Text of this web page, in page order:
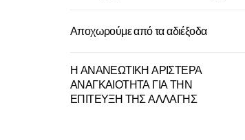
Αποχωρούμε από τα αδιέξοδα
Η ΑΝΑΝΕΩΤΙΚΗ ΑΡΙΣΤΕΡΑ
ΑΝΑΓΚΑΙΟΤΗΤΑ ΓΙΑ ΤΗΝ
ΕΠΙΤΕΥΞΗ ΤΗΣ ΑΛΛΑΓΗΣ